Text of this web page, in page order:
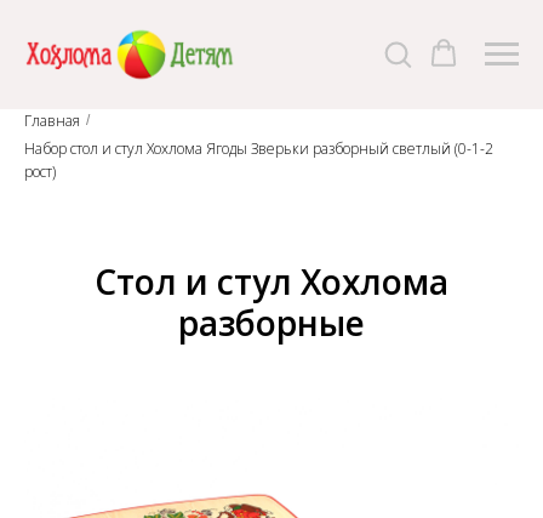
Главная /
Набор стол и стул Хохлома Ягоды Зверьки разборный светлый (0-1-2
рост)
Стол и стул Хохлома
разборные